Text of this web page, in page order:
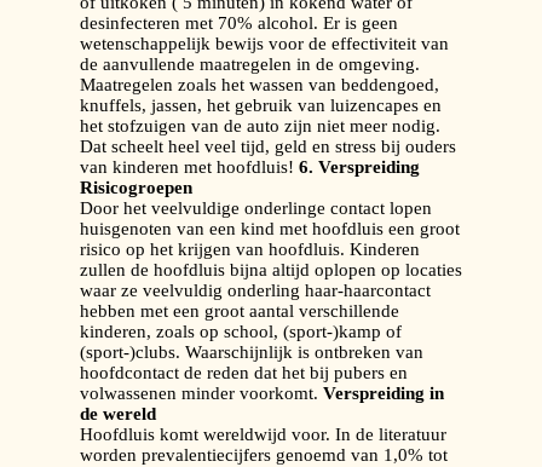
desinfecteren met 70% alcohol. Er is geen
wetenschappelijk bewijs voor de effectiviteit van
de aanvullende maatregelen in de omgeving.
Maatregelen zoals het wassen van beddengoed,
knuffels, jassen, het gebruik van luizencapes en
het stofzuigen van de auto zijn niet meer nodig.
Dat scheelt heel veel tijd, geld en stress bij ouders
van kinderen met hoofdluis! 6. Verspreiding
Risicogroepen
Door het veelvuldige onderlinge contact lopen
huisgenoten van een kind met hoofdluis een groot
risico op het krijgen van hoofdluis. Kinderen
zullen de hoofdluis bijna altijd oplopen op locaties
waar ze veelvuldig onderling haar-haarcontact
hebben met een groot aantal verschillende
kinderen, zoals op school, (sport-)kamp of
(sport-)clubs. Waarschijnlijk is ontbreken van
hoofdcontact de reden dat het bij pubers en
volwassenen minder voorkomt. Verspreiding in
de wereld
Hoofdluis komt wereldwijd voor. In de literatuur
worden prevalentiecijfers genoemd van 1,0% tot